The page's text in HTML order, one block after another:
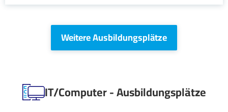
Weitere Ausbildungsplätze
IT/Computer - Ausbildungsplätze